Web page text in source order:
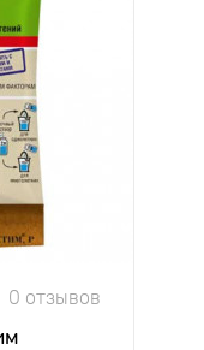
0 отзывов